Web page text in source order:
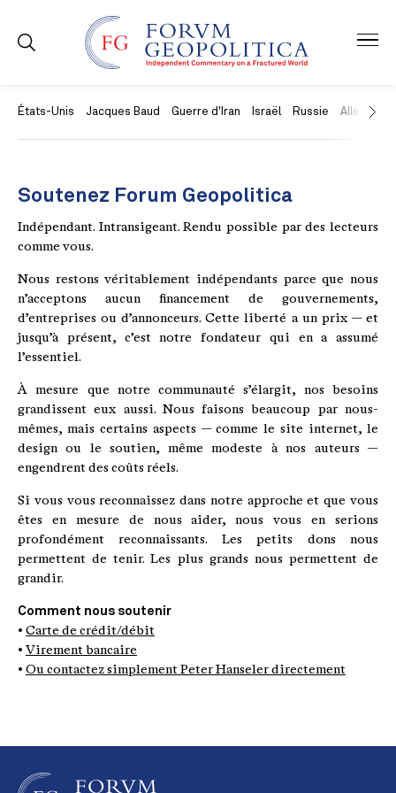
États-Unis Jacques Baud Guerre d'Iran Israël Russie Allemagne
Soutenez Forum Geopolitica
Indépendant. Intransigeant. Rendu possible par des lecteurs
comme vous.
Nous restons véritablement indépendants parce que nous
n’acceptons aucun financement de gouvernements,
d’entreprises ou d’annonceurs. Cette liberté a un prix — et
jusqu’à présent, c’est notre fondateur qui en a assumé
l’essentiel.
À mesure que notre communauté s’élargit, nos besoins
grandissent eux aussi. Nous faisons beaucoup par nous-
mêmes, mais certains aspects — comme le site internet, le
design ou le soutien, même modeste à nos auteurs —
engendrent des coûts réels.
Si vous vous reconnaissez dans notre approche et que vous
êtes en mesure de nous aider, nous vous en serions
profondément reconnaissants. Les petits dons nous
permettent de tenir. Les plus grands nous permettent de
grandir.
Comment nous soutenir
• Carte de crédit/débit
• Virement bancaire
• Ou contactez simplement Peter Hanseler directement